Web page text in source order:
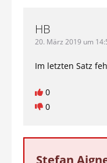
HB
20. März 2019 um
Im letzten Satz
0
0